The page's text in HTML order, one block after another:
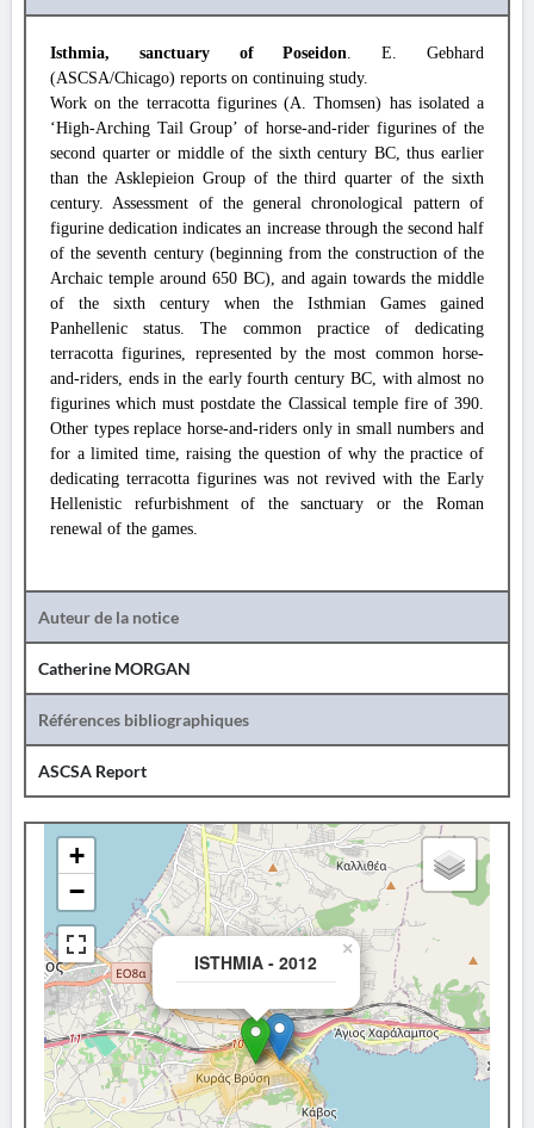
Isthmia, sanctuary of Poseidon. E. Gebhard
(ASCSA/Chicago) reports on continuing study.
Work on the terracotta figurines (A. Thomsen) has isolated a
‘High-Arching Tail Group’ of horse-and-rider figurines of the
second quarter or middle of the sixth century BC, thus earlier
than the Asklepieion Group of the third quarter of the sixth
century. Assessment of the general chronological pattern of
figurine dedication indicates an increase through the second half
of the seventh century (beginning from the construction of the
Archaic temple around 650 BC), and again towards the middle
of the sixth century when the Isthmian Games gained
Panhellenic status. The common practice of dedicating
terracotta figurines, represented by the most common horse-
and-riders, ends in the early fourth century BC, with almost no
figurines which must postdate the Classical temple fire of 390.
Other types replace horse-and-riders only in small numbers and
for a limited time, raising the question of why the practice of
dedicating terracotta figurines was not revived with the Early
Hellenistic refurbishment of the sanctuary or the Roman
renewal of the games.
Auteur de la notice
Catherine MORGAN
Références bibliographiques
ASCSA Report
ISTHMIA - 2012
×
+
−